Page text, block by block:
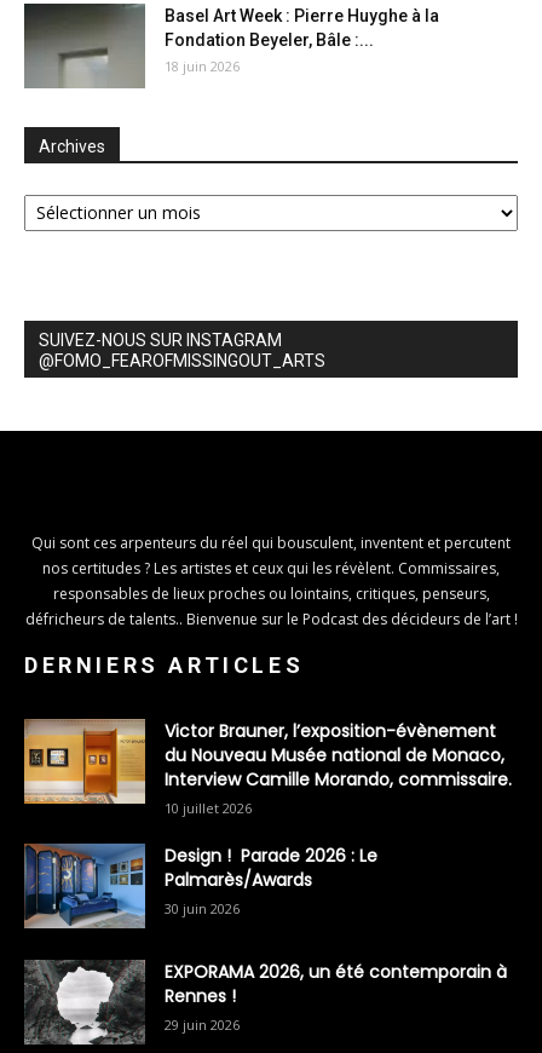
Basel Art Week : Pierre Huyghe à la
Fondation Beyeler, Bâle :...
18 juin 2026
Archives
Archives
SUIVEZ-NOUS SUR INSTAGRAM
@FOMO_FEAROFMISSINGOUT_ARTS
Qui sont ces arpenteurs du réel qui bousculent, inventent et percutent
nos certitudes ? Les artistes et ceux qui les révèlent. Commissaires,
responsables de lieux proches ou lointains, critiques, penseurs,
défricheurs de talents.. Bienvenue sur le Podcast des décideurs de l’art !
DERNIERS ARTICLES
Victor Brauner, l’exposition-évènement
du Nouveau Musée national de Monaco,
Interview Camille Morando, commissaire.
10 juillet 2026
Design ! Parade 2026 : Le
Palmarès/Awards
30 juin 2026
EXPORAMA 2026, un été contemporain à
Rennes !
29 juin 2026